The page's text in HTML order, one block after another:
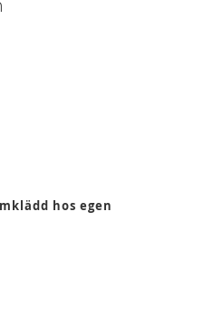
Arne Jacobsen stol?
hvor råvarer fra kun
Anilin læder har
og åndbar overflade som
samt det
skind til skind og der kan
sår, ar og stikmærker, som
hos egen